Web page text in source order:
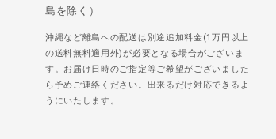
島を除く）
沖縄など離島への配送は別途追加料金(1万円以上
の送料無料適用外)が必要となる場合がございま
す。お届け日時のご指定等ご希望がございました
ら予めご連絡ください。出来るだけ対応できるよ
うにいたします。